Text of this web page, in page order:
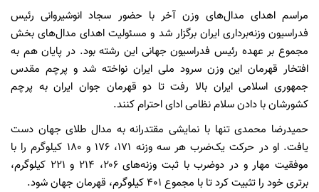
مراسم اهدای مدال‌های وزن آخر با حضور سجاد انوشیروانی رئیس
فدراسیون وزنه‌برداری ایران برگزار شد و مسئولیت اهدای مدال‌های بخش
مجموع بر عهده رئیس فدراسیون جهانی این رشته بود. در پایان هم به
افتخار قهرمان این وزن سرود ملی ایران نواخته شد و پرچم مقدس
جمهوری اسلامی ایران بالا رفت تا دو قهرمان جوان ایران به پرچم
کشورشان با دادن سلام نظامی ادای احترام کنند.
حمیدرضا محمدی تنها با نمایشی مقتدرانه به مدال طلای جهان دست
یافت. او در حرکت یک‌ضرب هر سه وزنه ۱۷۱، ۱۷۶ و ۱۸۰ کیلوگرم را با
موفقیت مهار و در دوضرب با ثبت وزنه‌های ۲۰۶، ۲۱۴ و ۲۲۱ کیلوگرم،
برتری خود را تثبیت کرد تا با مجموع ۴۰۱ کیلوگرم، قهرمان جهان شود.